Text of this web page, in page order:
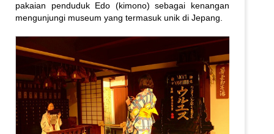
pakaian penduduk Edo (kimono) sebagai kenangan
mengunjungi museum yang termasuk unik di Jepang.